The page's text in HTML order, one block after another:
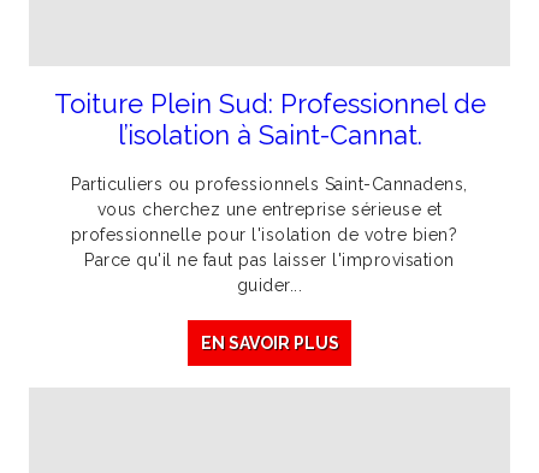
Toiture Plein Sud: Professionnel de
l’isolation à Saint-Cannat.
Particuliers ou professionnels Saint-Cannadens,
vous cherchez une entreprise sérieuse et
professionnelle pour l'isolation de votre bien?
Parce qu'il ne faut pas laisser l'improvisation
guider...
EN SAVOIR PLUS